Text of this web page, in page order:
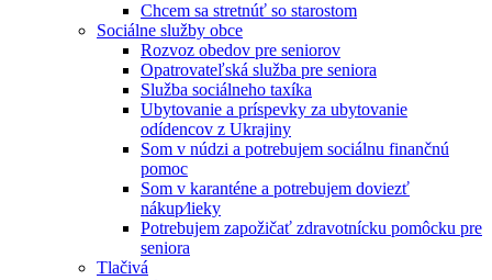
Chcem sa stretnúť so starostom
Sociálne služby obce
Rozvoz obedov pre seniorov
Opatrovateľská služba pre seniora
Služba sociálneho taxíka
Ubytovanie a príspevky za ubytovanie
odídencov z Ukrajiny
Som v núdzi a potrebujem sociálnu finančnú
pomoc
Som v karanténe a potrebujem doviezť
nákup⁄lieky
Potrebujem zapožičať zdravotnícku pomôcku pre
seniora
Tlačivá